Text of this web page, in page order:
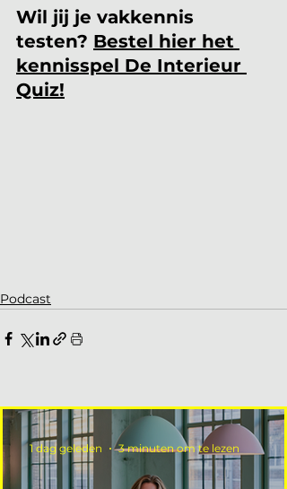
Wil jij je vakkennis
testen? Bestel hier het
kennisspel De Interieur
Quiz!
Podcast
1 dag geleden 3 minuten om te lezen